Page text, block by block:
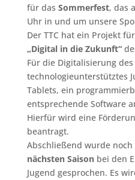
für das Sommerfest, das
Uhr in und um unsere
Der TTC hat ein Projekt
„Digital in die Zukunft“
Für die Digitalisierung
technologieunterstütztes
Tablets, ein
entsprechende Software
Hierfür wird eine
beantragt.
Abschließend wurde
nächsten Saisonbei den
Jugend gesprochen. Es